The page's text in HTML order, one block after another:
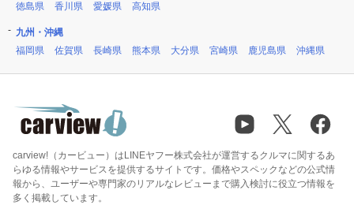
徳島県
香川県 愛媛県 高知県
九州・沖縄
福岡県
佐賀県 長崎県 熊本県 大分県 宮崎県 鹿児島県 沖縄県
carview!（カービュー）はLINEヤフー株式会社が運営するクルマに関するあ
らゆる情報やサービスを提供するサイトです。価格やスペックなどの公式情
報から、ユーザーや専門家のリアルなレビューまで購入検討に役立つ情報を
多く掲載しています。